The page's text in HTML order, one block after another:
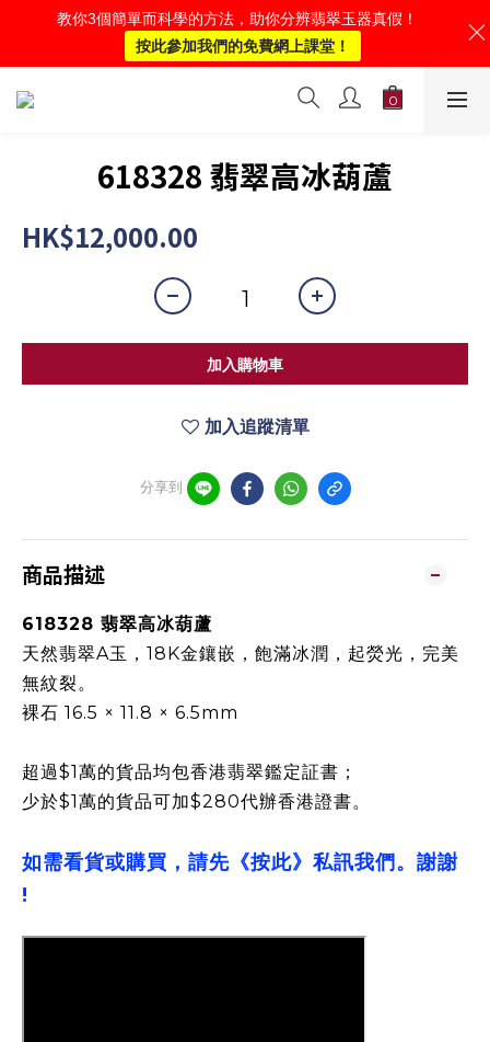
618328 翡翠高冰葫蘆
HK$12,000.00
加入購物車
加入追蹤清單
分享到
商品描述
618328 翡翠高冰葫蘆
天然翡翠A玉，18K金鑲嵌，飽滿冰潤，起熒光，完美
無紋裂。
裸石 16.5 × 11.8 × 6.5mm
超過$1萬的貨品均包香港翡翠鑑定証書；
少於$1萬的貨品可加$280代辦香港證書。
如需看貨或購買，請先《按此》私訊我們。謝謝
!
教你3個簡單而科學的方法，助你分辨翡翠玉器真假！
按此參加我們的免費網上課堂！